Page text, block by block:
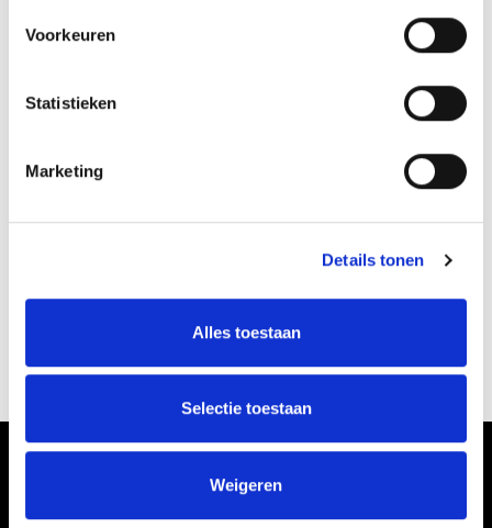
i
Voorkeuren
Statistieken
Marketing
Details tonen
Alles toestaan
Selectie toestaan
Weigeren
€14.999,00 €11.500,00
EFOIL LINKS EN PARTNERS